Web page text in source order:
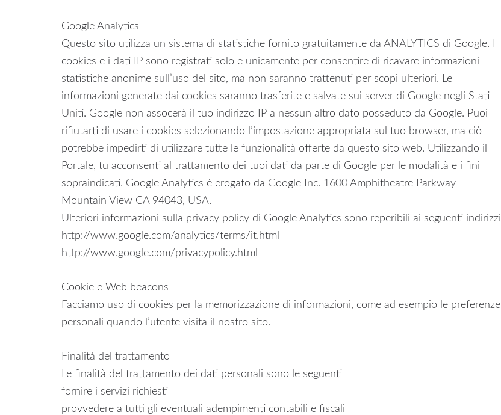
Google Analytics
Questo sito utilizza un sistema di statistiche fornito gratuitamente da ANALYTICS di Google. I
cookies e i dati IP sono registrati solo e unicamente per consentire di ricavare informazioni
statistiche anonime sull’uso del sito, ma non saranno trattenuti per scopi ulteriori. Le
informazioni generate dai cookies saranno trasferite e salvate sui server di Google negli Stati
Uniti. Google non assocerà il tuo indirizzo IP a nessun altro dato posseduto da Google. Puoi
rifiutarti di usare i cookies selezionando l’impostazione appropriata sul tuo browser, ma ciò
potrebbe impedirti di utilizzare tutte le funzionalità offerte da questo sito web. Utilizzando il
Portale, tu acconsenti al trattamento dei tuoi dati da parte di Google per le modalità e i fini
sopraindicati. Google Analytics è erogato da Google Inc. 1600 Amphitheatre Parkway –
Mountain View CA 94043, USA.
Ulteriori informazioni sulla privacy policy di Google Analytics sono reperibili ai seguenti indirizzi
http://www.google.com/analytics/terms/it.html
http://www.google.com/privacypolicy.html
Cookie e Web beacons
Facciamo uso di cookies per la memorizzazione di informazioni, come ad esempio le preferenze
personali quando l’utente visita il nostro sito.
Finalità del trattamento
Le finalità del trattamento dei dati personali sono le seguenti
fornire i servizi richiesti
provvedere a tutti gli eventuali adempimenti contabili e fiscali